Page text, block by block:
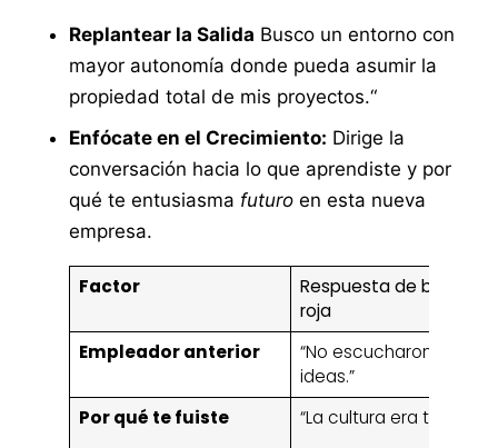
Replantear la Salida Busco un entorno con
mayor autonomía donde pueda asumir la
propiedad total de mis proyectos.“
Enfócate en el Crecimiento: Dirige la
conversación hacia lo que aprendiste y por
qué te entusiasma futuro en esta nueva
empresa.
Factor
Respuesta de bandera
roja
Empleador anterior
“No escucharon mis
ideas.”
Por qué te fuiste
“La cultura era tóxica.”